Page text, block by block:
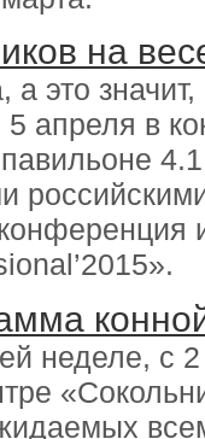
на
а это
апреля в
неделе, с 2